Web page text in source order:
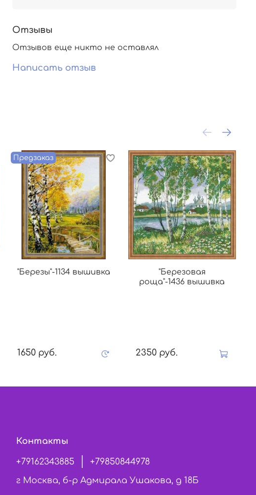
Отзывы
Отзывов еще никто не оставлял
Написать отзыв
Предзаказ
"Березы"-1134 вышивка
1650 руб.
"Березовая
роща"-1436 вышивка
2350 руб.
Контакты
+79162343885
+79850844978
г Москва, б-р Адмирала Ушакова, д 18Б